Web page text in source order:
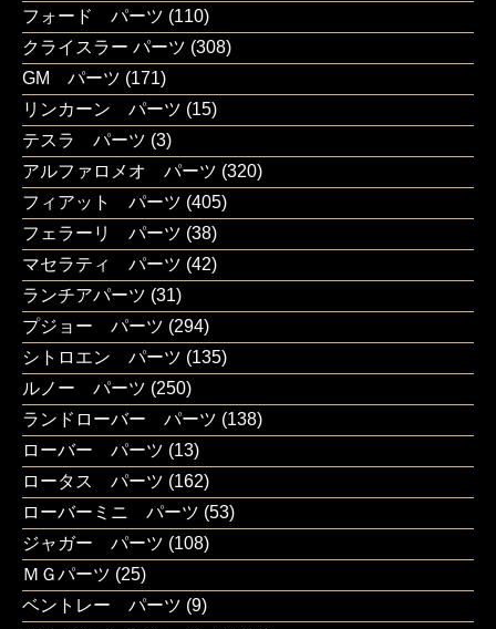
フォード パーツ (110)
クライスラー パーツ (308)
GM パーツ (171)
リンカーン パーツ (15)
テスラ パーツ (3)
アルファロメオ パーツ (320)
フィアット パーツ (405)
フェラーリ パーツ (38)
マセラティ パーツ (42)
ランチアパーツ (31)
プジョー パーツ (294)
シトロエン パーツ (135)
ルノー パーツ (250)
ランドローバー パーツ (138)
ローバー パーツ (13)
ロータス パーツ (162)
ローバーミニ パーツ (53)
ジャガー パーツ (108)
ＭＧパーツ (25)
ベントレー パーツ (9)